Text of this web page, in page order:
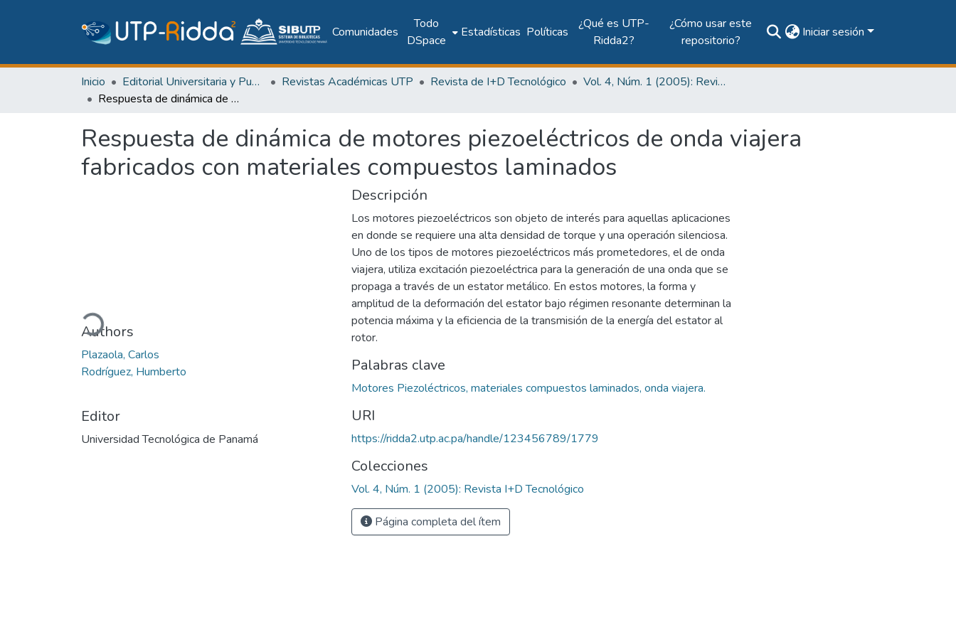
Comunidades
Todo
DSpace
Estadísticas Políticas
¿Qué es UTP-
Ridda2?
¿Cómo usar este
repositorio?
Iniciar sesión
Inicio Editorial Universitaria y Publicaciones Seriadas Revistas Académicas UTP Revista de I+D Tecnológico
Vol. 4, Núm. 1 (2005): Revista I+D Tecnológico
Respuesta de dinámica de motores piezoeléctricos de onda viajera fabricados con materiales compuestos laminados
Respuesta de dinámica de motores piezoeléctricos de onda viajera
fabricados con materiales compuestos laminados
Cargando...
Authors
Plazaola, Carlos
Rodríguez, Humberto
Editor
Universidad Tecnológica de Panamá
Descripción
Los motores piezoeléctricos son objeto de interés para aquellas aplicaciones
en donde se requiere una alta densidad de torque y una operación silenciosa.
Uno de los tipos de motores piezoeléctricos más prometedores, el de onda
viajera, utiliza excitación piezoeléctrica para la generación de una onda que se
propaga a través de un estator metálico. En estos motores, la forma y
amplitud de la deformación del estator bajo régimen resonante determinan la
potencia máxima y la eficiencia de la transmisión de la energía del estator al
rotor.
Palabras clave
Motores Piezoléctricos, materiales compuestos laminados, onda viajera.
URI
https://ridda2.utp.ac.pa/handle/123456789/1779
Colecciones
Vol. 4, Núm. 1 (2005): Revista I+D Tecnológico
Página completa del ítem